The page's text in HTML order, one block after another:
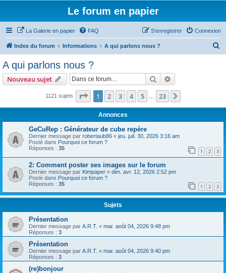
Le forum en papier
La Galerie en papier FAQ Connexion
S’enregistrer
Index du forum Informations A qui parlons nous ?
r
A qui parlons nous ?
Nouveau sujet Rechercher
1121 sujets Page 1sur23
1 2 3 4 5 23
Annonces
GeCuRep : Générateur de cube repère
Dernier message par robertaub86 « jeu. juil. 30, 2026 3:16 am
Posté dans Pourquoi ce forum ?
Réponses : 35 1 2 3
2: Comment poster ses images sur le forum
Dernier message par Kimpaper « dim. avr. 12, 2026 2:52 pm
Posté dans Pourquoi ce forum ?
Réponses : 35 1 2 3
Sujets
Présentation
Dernier message par A.R.T. « mar. août 04, 2026 9:48 pm
Réponses : 3
Présentation
Dernier message par A.R.T. « mar. août 04, 2026 9:40 pm
Réponses : 3
(re)bonjour